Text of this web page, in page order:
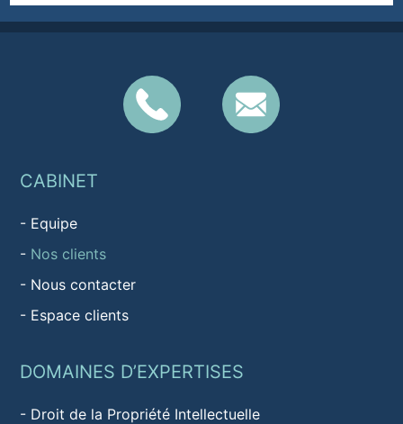
CABINET
- Equipe
- Nos clients
- Nous contacter
- Espace clients
DOMAINES D’EXPERTISES
- Droit de la Propriété Intellectuelle